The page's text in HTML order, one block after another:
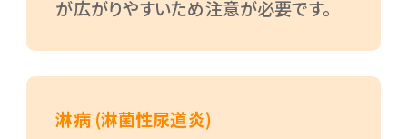
が広がりやすいため注意が必要です。
淋病 (淋菌性尿道炎)